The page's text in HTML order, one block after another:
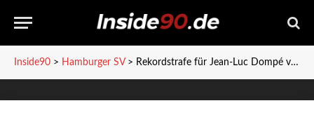
Inside90 > Hamburger SV> Rekordstrafe für Jean-Luc Dompé vom HSV: Suspendierung bleibt bestehen